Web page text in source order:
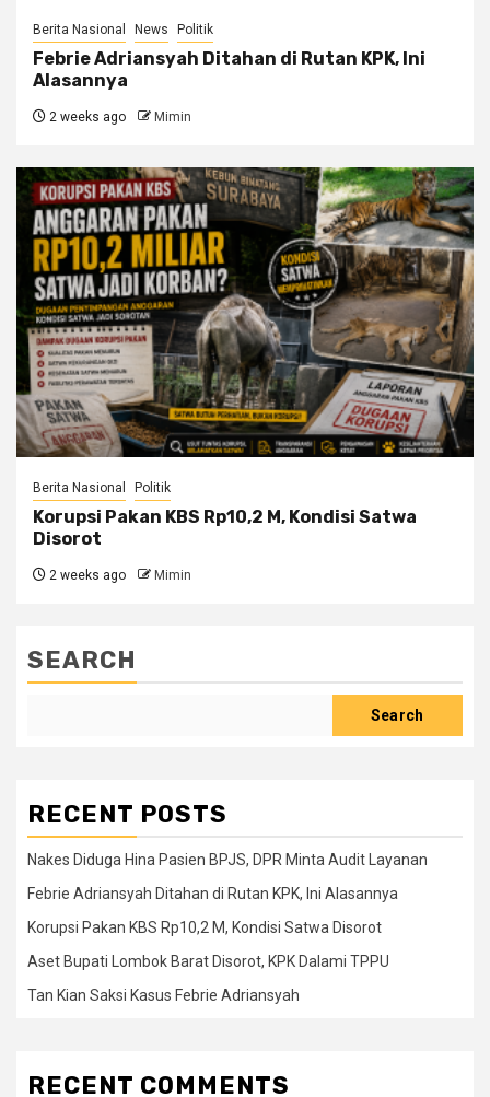
Berita Nasional News Politik
Febrie Adriansyah Ditahan di Rutan KPK, Ini
Alasannya
2 weeks ago Mimin
Berita Nasional Politik
Korupsi Pakan KBS Rp10,2 M, Kondisi Satwa
Disorot
2 weeks ago Mimin
SEARCH
Search
RECENT POSTS
Nakes Diduga Hina Pasien BPJS, DPR Minta Audit Layanan
Febrie Adriansyah Ditahan di Rutan KPK, Ini Alasannya
Korupsi Pakan KBS Rp10,2 M, Kondisi Satwa Disorot
Aset Bupati Lombok Barat Disorot, KPK Dalami TPPU
Tan Kian Saksi Kasus Febrie Adriansyah
RECENT COMMENTS